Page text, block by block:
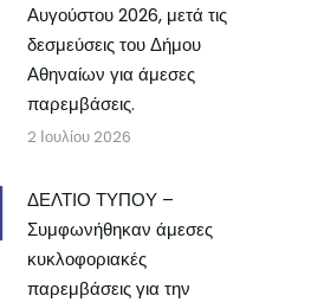
Αυγούστου 2026, μετά τις
δεσμεύσεις του Δήμου
Αθηναίων για άμεσες
παρεμβάσεις.
2 Ιουλίου 2026
ΔΕΛΤΙΟ ΤΥΠΟΥ –
Συμφωνήθηκαν άμεσες
κυκλοφοριακές
παρεμβάσεις για την